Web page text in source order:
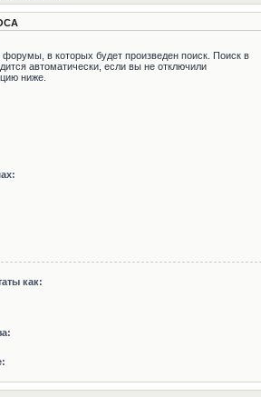
в которых будет произведен поиск. Поиск в
автоматически, если вы не отключили
ниже.
как: